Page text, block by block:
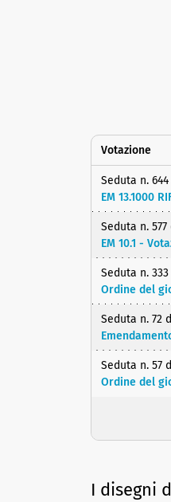
Votazione
Seduta n.
EM 13.1000
Seduta n.
EM 10.1 -
Seduta n.
Ordine del
Seduta n. 72
Seduta n. 57
Ordine del
I disegni